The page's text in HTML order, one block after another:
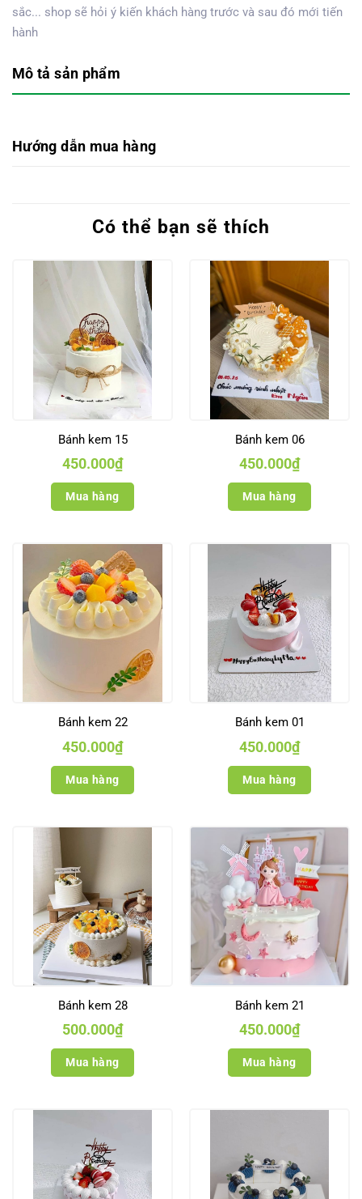
sắc... shop sẽ hỏi ý kiến khách hàng trước và sau đó mới tiến
hành
Mô tả sản phẩm
Hướng dẫn mua hàng
Có thể bạn sẽ thích
Bánh kem 15
450.000₫
Mua hàng
Bánh kem 06
450.000₫
Mua hàng
Bánh kem 22
450.000₫
Mua hàng
Bánh kem 01
450.000₫
Mua hàng
Bánh kem 28
500.000₫
Mua hàng
Bánh kem 21
450.000₫
Mua hàng